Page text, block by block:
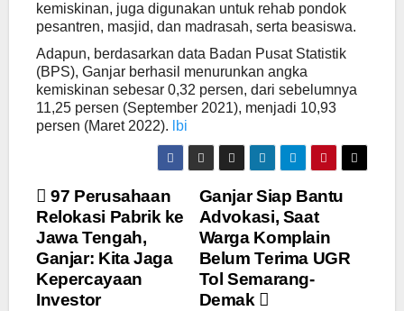
kemiskinan, juga digunakan untuk rehab pondok
pesantren, masjid, dan madrasah, serta beasiswa.
Adapun, berdasarkan data Badan Pusat Statistik
(BPS), Ganjar berhasil menurunkan angka
kemiskinan sebesar 0,32 persen, dari sebelumnya
11,25 persen (September 2021), menjadi 10,93
persen (Maret 2022).
lbi
Navigasi
pos
Ganjar Siap Bantu
Advokasi, Saat
Warga Komplain
Belum Terima UGR
Tol Semarang-
Demak
97 Perusahaan
Relokasi Pabrik ke
Jawa Tengah,
Ganjar: Kita Jaga
Kepercayaan
Investor